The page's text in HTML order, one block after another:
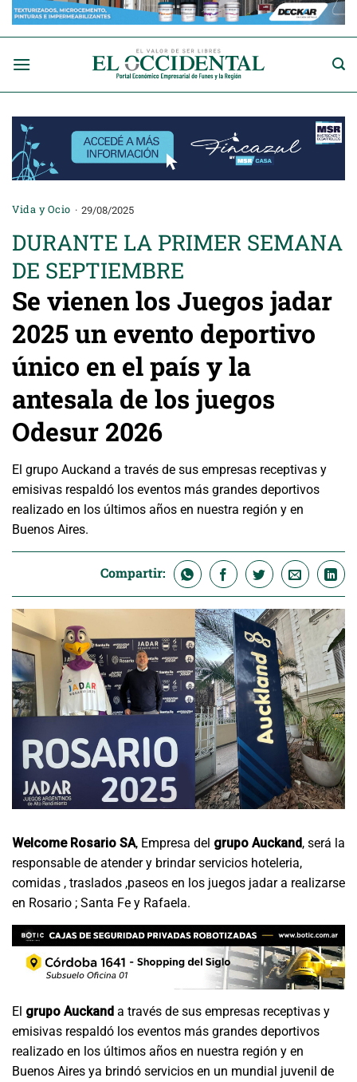
Saltar
Vida y Ocio 29/08/2025
DURANTE LA PRIMER SEMANA
DE SEPTIEMBRE
Se vienen los Juegos jadar
2025 un evento deportivo
único en el país y la
antesala de los juegos
Odesur 2026
El grupo Auckand a través de sus empresas receptivas y
emisivas respaldó los eventos más grandes deportivos
realizado en los últimos años en nuestra región y en
Buenos Aires.
Compartir:
Welcome Rosario SA, Empresa del grupo Auckand, será la
responsable de atender y brindar servicios hoteleria,
comidas , traslados ,paseos en los juegos jadar a realizarse
en Rosario ; Santa Fe y Rafaela.
El grupo Auckand a través de sus empresas receptivas y
emisivas respaldó los eventos más grandes deportivos
realizado en los últimos años en nuestra región y en
Buenos Aires ya brindó servicios en un mundial juvenil de